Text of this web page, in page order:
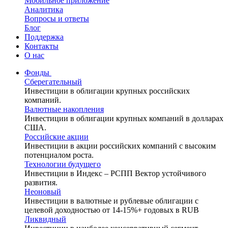
Аналитика
Вопросы и ответы
Блог
Поддержка
Контакты
О нас
Фонды
Сберегательный
Инвестиции в облигации крупных российских
компаний.
Валютные накопления
Инвестиции в облигации крупных компаний в долларах
США.
Российские акции
Инвестиции в акции российских компаний с высоким
потенциалом роста.
Технологии будущего
Инвестиции в Индекс – РСПП Вектор устойчивого
развития.
Неоновый
Инвестиции в валютные и рублевые облигации с
целевой доходностью от 14-15%+ годовых в RUB
Ликвидный